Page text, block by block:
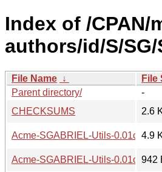
Index of /CPAN/
authors/id/S/SG/
File Name ↓ File
Parent directory/
-
CHECKSUMS
2.6
Acme-SGABRIEL-Utils-
4.9
Acme-SGABRIEL-Utils-0.01c.meta
942